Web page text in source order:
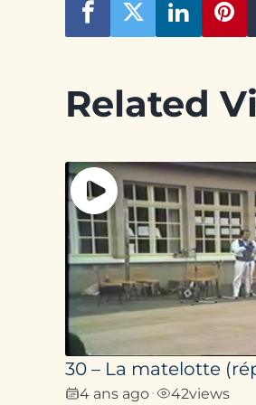
Related
30 – La matelotte
4 ans ago• 42views